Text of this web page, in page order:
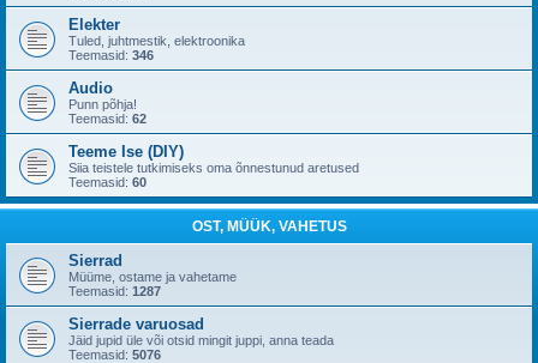
Elekter
Tuled, juhtmestik, elektroonika
Teemasid: 346
Audio
Punn põhja!
Teemasid: 62
Teeme Ise (DIY)
Siia teistele tutkimiseks oma õnnestunud aretused
Teemasid: 60
OST, MÜÜK, VAHETUS
Sierrad
Müüme, ostame ja vahetame
Teemasid: 1287
Sierrade varuosad
Jäid jupid üle või otsid mingit juppi, anna teada
Teemasid: 5076